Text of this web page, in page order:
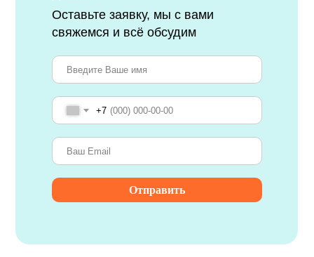
+7
Отправить
Оставьте заявку, мы с вами
свяжемся и всё обсудим